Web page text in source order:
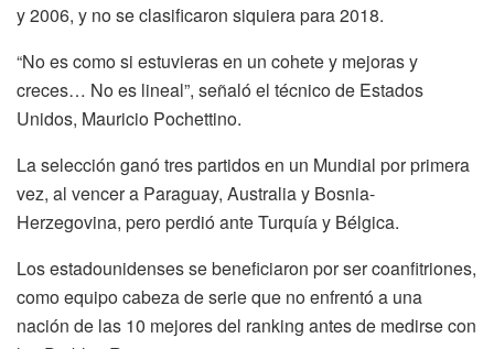
y 2006, y no se clasificaron siquiera para 2018.
“No es como si estuvieras en un cohete y mejoras y
creces… No es lineal”, señaló el técnico de Estados
Unidos, Mauricio Pochettino.
La selección ganó tres partidos en un Mundial por primera
vez, al vencer a Paraguay, Australia y Bosnia-
Herzegovina, pero perdió ante Turquía y Bélgica.
Los estadounidenses se beneficiaron por ser coanfitriones,
como equipo cabeza de serie que no enfrentó a una
nación de las 10 mejores del ranking antes de medirse con